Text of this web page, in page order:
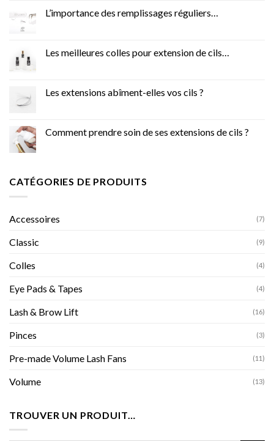
L’importance des remplissages réguliers…
Les meilleures colles pour extension de cils…
Les extensions abîment-elles vos cils ?
Comment prendre soin de ses extensions de cils ?
CATÉGORIES DE PRODUITS
Accessoires (7)
Classic (9)
Colles (4)
Eye Pads & Tapes (4)
Lash & Brow Lift (16)
Pinces (3)
Pre-made Volume Lash Fans (11)
Volume (13)
TROUVER UN PRODUIT…